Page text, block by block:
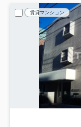
賃貸マンション